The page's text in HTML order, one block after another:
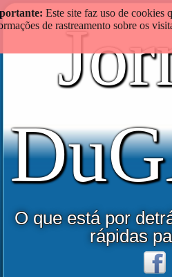
O que está por
rápidas
Este site faz uso de cookies
de rastreamento sobre os